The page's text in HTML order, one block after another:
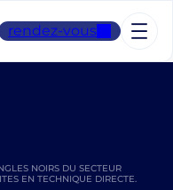
rendez-vous
NOIRS DU SECTEUR
EN TECHNIQUE DIRECTE.